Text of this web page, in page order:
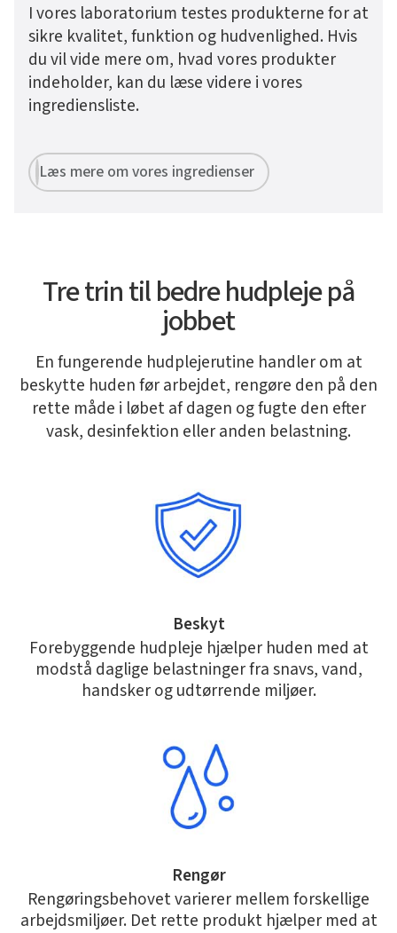
I vores laboratorium testes produkterne for at
sikre kvalitet, funktion og hudvenlighed. Hvis
du vil vide mere om, hvad vores produkter
indeholder, kan du læse videre i vores
ingrediensliste.
Læs mere om vores ingredienser
Tre trin til bedre hudpleje på
jobbet
En fungerende hudplejerutine handler om at
beskytte huden før arbejdet, rengøre den på den
rette måde i løbet af dagen og fugte den efter
vask, desinfektion eller anden belastning.
Beskyt
Forebyggende hudpleje hjælper huden med at
modstå daglige belastninger fra snavs, vand,
handsker og udtørrende miljøer.
Rengør
Rengøringsbehovet varierer mellem forskellige
arbejdsmiljøer. Det rette produkt hjælper med at